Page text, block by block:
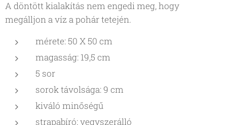
A döntött kialakítás nem engedi meg, hogy
megálljon a víz a pohár tetején.
mérete: 50 X 50 cm
magasság: 19,5 cm
5 sor
sorok távolsága: 9 cm
kiváló minőségű
strapabíró; vegyszerálló